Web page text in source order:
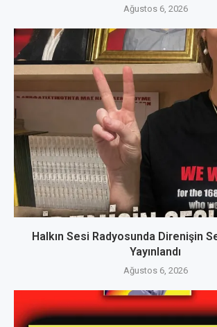
Ağustos 6, 2026
Halkın Sesi Radyosunda Direnişin
Yayınlandı
Ağustos 6, 2026